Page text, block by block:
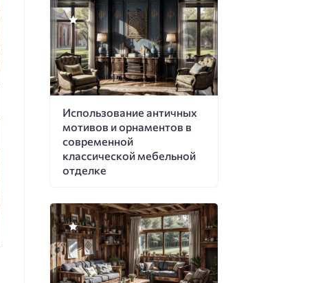
Использование античных
мотивов и орнаментов в
современной
классической мебельной
отделке